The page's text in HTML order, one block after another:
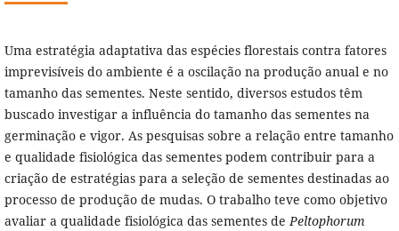
Uma estratégia adaptativa das espécies florestais contra fatores
imprevisíveis do ambiente é a oscilação na produção anual e no
tamanho das sementes. Neste sentido, diversos estudos têm
buscado investigar a influência do tamanho das sementes na
germinação e vigor. As pesquisas sobre a relação entre tamanho
e qualidade fisiológica das sementes podem contribuir para a
criação de estratégias para a seleção de sementes destinadas ao
processo de produção de mudas. O trabalho teve como objetivo
avaliar a qualidade fisiológica das sementes dePeltophorum